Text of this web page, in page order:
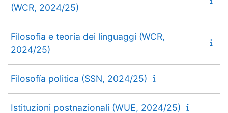
(WCR, 2024/25)
Filosofia e teoria dei linguaggi (WCR,
2024/25)
Filosofía politica (SSN, 2024/25)
Istituzioni postnazionali (WUE, 2024/25)